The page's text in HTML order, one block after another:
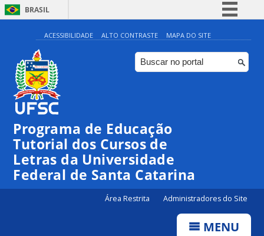
BRASIL
Simplifique!
Comunica BR
Participe
ACESSIBILIDADE ALTO CONTRASTE MAPA DO SITE
Programa de Educação
Tutorial dos Cursos de
Letras da Universidade
Federal de Santa Catarina
Área Restrita Administradores do Site
MENU